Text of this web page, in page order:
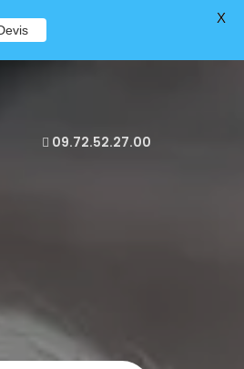
09.72.52.27.00
X